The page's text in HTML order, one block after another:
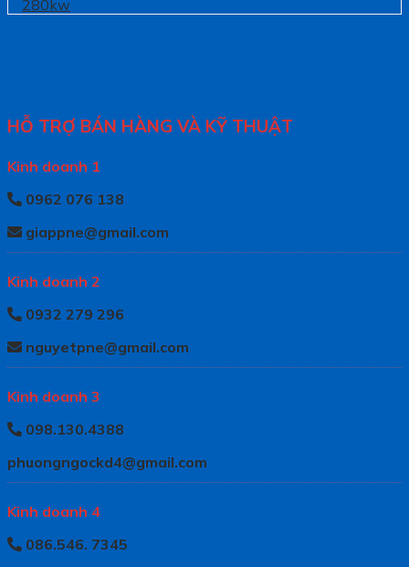
280kw
HỖ TRỢ BÁN HÀNG VÀ KỸ THUẬT
Kinh doanh 1
0962 076 138
giappne@gmail.com
Kinh doanh 2
0932 279 296
nguyetpne@gmail.com
Kinh doanh 3
098.130.4388
phuongngockd4@gmail.com
Kinh doanh 4
086.546. 7345